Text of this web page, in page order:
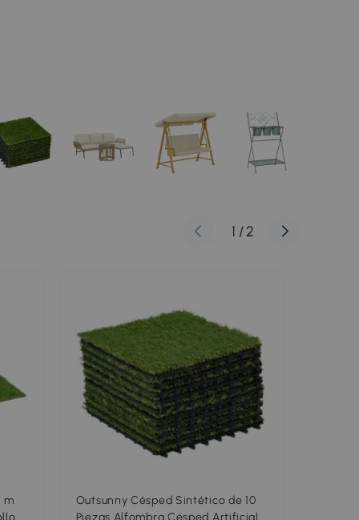
1 /2
m
Outsunny Césped Sintético de 10
Piezas Alfombra Césped Artificial